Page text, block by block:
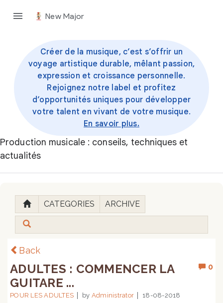
New Major
Créer de la musique, c’est s’offrir un
voyage artistique durable, mêlant passion,
expression et croissance personnelle.
Rejoignez notre label et profitez
d’opportunités uniques pour développer
votre talent en vivant de votre musique.
En savoir plus.
Production musicale : conseils, techniques et
actualités
CATEGORIES ARCHIVE
Back
0
ADULTES : COMMENCER LA
GUITARE ...
POUR LES ADULTES by Administrator 18-08-2018